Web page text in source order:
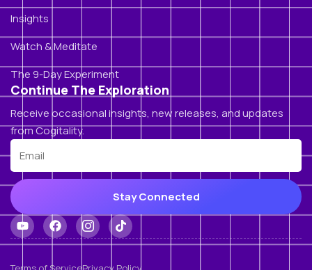
Insights
Watch & Meditate
The 9-Day Experiment
Continue The Exploration
Receive occasional insights, new releases, and updates
from Cogitality.
Stay Connected